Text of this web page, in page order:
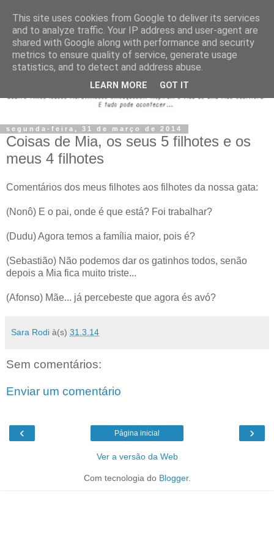
segunda-feira, 31 de março de 2014
Coisas de Mia, os seus 5 filhotes e os
meus 4 filhotes
Comentários dos meus filhotes aos filhotes da nossa gata:
(Nonô) E o pai, onde é que está? Foi trabalhar?
(Dudu) Agora temos a família maior, pois é?
(Sebastião) Não podemos dar os gatinhos todos, senão
depois a Mia fica muito triste...
(Afonso) Mãe... já percebeste que agora és avó?
Sara Rodi à(s) 31.3.14
Sem comentários:
Enviar um comentário
‹ ›
Página inicial
Ver a versão da Web
Com tecnologia do Blogger.
This site uses cookies from Google to deliver its services
and to analyze traffic. Your IP address and user-agent are
shared with Google along with performance and security
metrics to ensure quality of service, generate usage
statistics, and to detect and address abuse.
LEARN MORE GOT IT